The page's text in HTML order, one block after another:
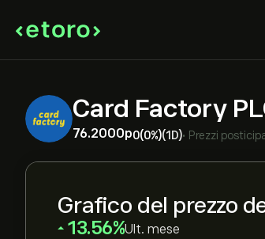
Card Factory
76.2000‎p‎0(0%)(1D)• Prezzi
Grafico del prezzo
‎13.56‎ Ult. mese